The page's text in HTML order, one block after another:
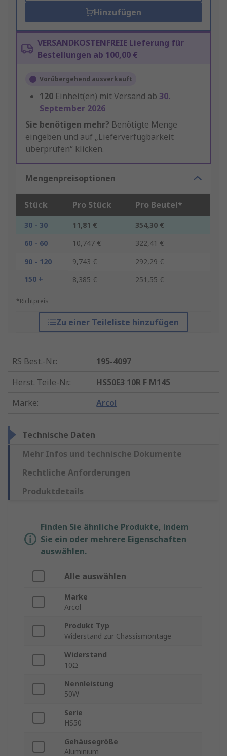
Hinzufügen
VERSANDKOSTENFREIE Lieferung für
Bestellungen ab 100,00 €
Vorübergehend ausverkauft
120 Einheit(en) mit Versand ab 30.
September 2026
Sie benötigen mehr? Benötigte Menge
eingeben und auf „Lieferverfügbarkeit
überprüfen“ klicken.
Mengenpreisoptionen
Stück Pro Stück Pro Beutel*
30 - 30 11,81 €
354,30 €
60 - 60
10,747 €
322,41 €
90 - 120
9,743 €
292,29 €
150 +
8,385 € 251,55 €
*Richtpreis
Zu einer Teileliste hinzufügen
RS Best.-Nr.:
195-4097
Herst. Teile-Nr.:
HS50E3 10R F M145
Marke: Arcol
Technische Daten
Mehr Infos und technische Dokumente
Rechtliche Anforderungen
Produktdetails
Finden Sie ähnliche Produkte, indem
Sie ein oder mehrere Eigenschaften
auswählen.
Alle auswählen
Marke
Arcol
Produkt Typ
Widerstand zur Chassismontage
Widerstand
10Ω
Nennleistung
50W
Serie
HS50
Gehäusegröße
Aluminium